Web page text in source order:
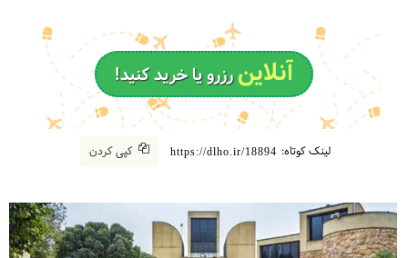
آنلاینرزرو یا خرید کنید!
لینک کوتاه: https://dlho.ir/18894 کپی کردن